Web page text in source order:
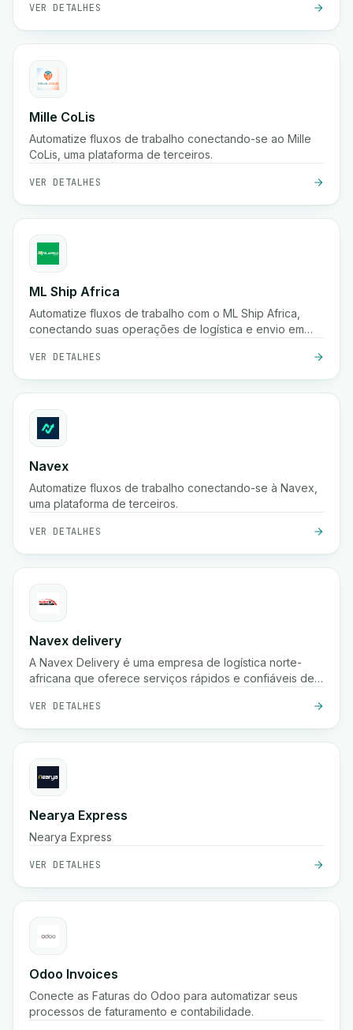
VER DETALHES
Mille CoLis
Automatize fluxos de trabalho conectando-se ao Mille
CoLis, uma plataforma de terceiros.
VER DETALHES
ML Ship Africa
Automatize fluxos de trabalho com o ML Ship Africa,
conectando suas operações de logística e envio em
VER DETALHES
Navex
Automatize fluxos de trabalho conectando-se à Navex,
uma plataforma de terceiros.
VER DETALHES
Navex delivery
A Navex Delivery é uma empresa de logística norte-
africana que oferece serviços rápidos e confiáveis de
nacional e rastreamento em tempo real para e-
commerce e empresas.
VER DETALHES
Nearya Express
Nearya Express
VER DETALHES
Odoo Invoices
Conecte as Faturas do Odoo para automatizar seus
processos de faturamento e contabilidade.